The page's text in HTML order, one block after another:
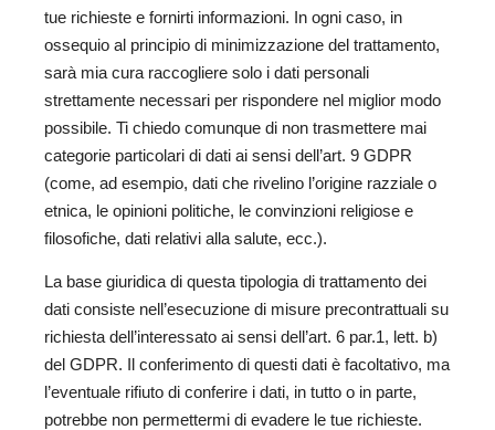
tue richieste e fornirti informazioni. In ogni caso, in
ossequio al principio di minimizzazione del trattamento,
sarà mia cura raccogliere solo i dati personali
strettamente necessari per rispondere nel miglior modo
possibile. Ti chiedo comunque di non trasmettere mai
categorie particolari di dati ai sensi dell’art. 9 GDPR
(come, ad esempio, dati che rivelino l’origine razziale o
etnica, le opinioni politiche, le convinzioni religiose e
filosofiche, dati relativi alla salute, ecc.).
La base giuridica di questa tipologia di trattamento dei
dati consiste nell’esecuzione di misure precontrattuali su
richiesta dell’interessato ai sensi dell’art. 6 par.1, lett. b)
del GDPR. Il conferimento di questi dati è facoltativo, ma
l’eventuale rifiuto di conferire i dati, in tutto o in parte,
potrebbe non permettermi di evadere le tue richieste.